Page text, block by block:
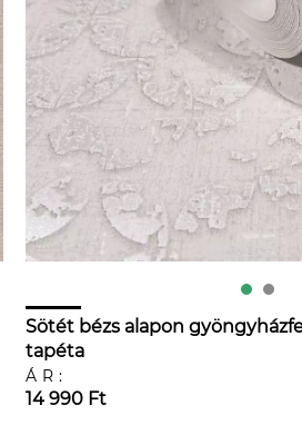
Sötét bézs alapon
tapéta
ÁR:
14 990 Ft